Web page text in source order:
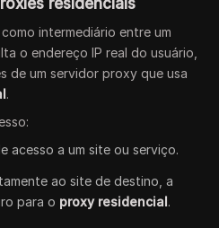
residenciais
intermediário entre um
o endereço IP real do usuário,
de um servidor proxy que usa
.
acesso a um site ou serviço.
ao site de destino, a
para o proxy residencial.